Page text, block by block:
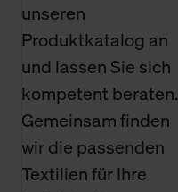
unseren
Produktkatalog an
und lassen Sie sich
kompetent beraten.
Gemeinsam finden
wir die passenden
Textilien für Ihre